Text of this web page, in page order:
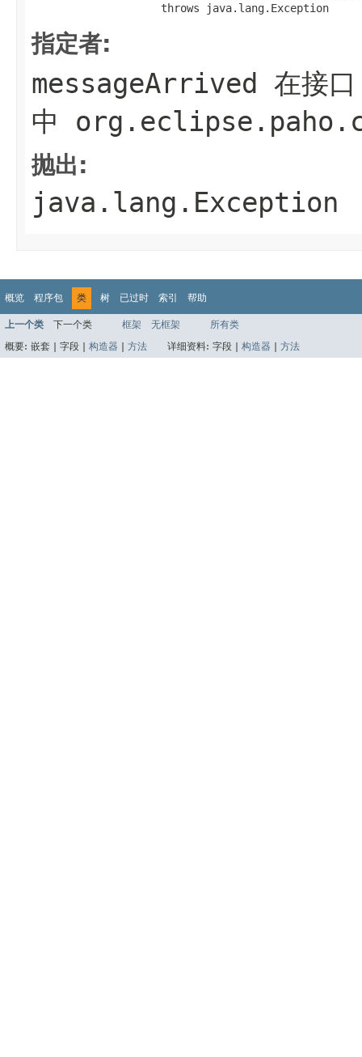
                    throws java.lang.Exception
指定者:
messageArrived 在接口
中
抛出:
java.lang.Exception
概览 程序包 类 树 已过时 索引 帮助
上一个类 下一个类 框架 无框架
所有类
概要: 嵌套 | 字段 | 构造器 方法 详细资料: 字段 | 构造器 方法